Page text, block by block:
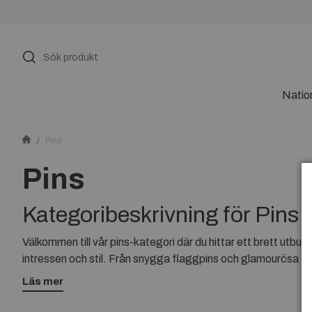
Pins
Pins
Kategoribeskrivning för Pins
Välkommen till vår pins-kategori där du hittar ett brett
intressen och stil. Från snygga flaggpins och glamourösa
alla. Utforska vårt sortiment och hitta de perfekta pinsen för
accessoarer. Skapa en personlig touch och låt din
Läs mer